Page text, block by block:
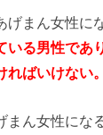
まん女性に
いる男性であ
ばいけない。
まん女性にな